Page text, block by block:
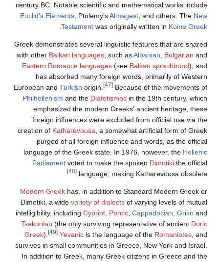
century BC. Notable scientific and mathematical works include
Euclid's Elements , Ptolemy'sAlmagest , and others. The New
Testament was originally written in Koine Greek
Greek demonstrates several linguistic features that are shared
with other Balkan languages , such asAlbanian Bulgarian and
Eastern Romance languages (see Balkan sprachbund), and
has absorbed many foreign words, primarily of Western
European and Turkish origin. [47] Because of the movements of
Philhellenism and the Diafotismos in the 19th century, which
emphasized the modern Greeks' ancient heritage, these
foreign influences were excluded from official use via the
creation of Katharevousa , a somewhat artificial form of Greek
purged of all foreign influence and words, as the official
language of the Greek state. In 1976, however, the Hellenic
Parliament voted to make the spoken Dimotiki the official
language, making Katharevousa obsolete.
[48]
Modern Greek has, in addition to Standard Modern Greek or
Dimotiki, a wide variety of dialects of varying levels of mutual
intelligibility, including Cypriot Pontic Cappadocian Griko and
Tsakonian (the only surviving representative of ancient Doric
Greek). [49] Yevanic is the language of the Romaniotes , and
survives in small communities in Greece, New York and Israel.
In addition to Greek, many Greek citizens in Greece and the